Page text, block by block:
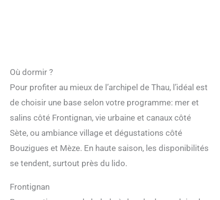
Où dormir ?
Pour profiter au mieux de l’archipel de Thau, l’idéal est
de choisir une base selon votre programme: mer et
salins côté Frontignan, vie urbaine et canaux côté
Sète, ou ambiance village et dégustations côté
Bouzigues et Mèze. En haute saison, les disponibilités
se tendent, surtout près du lido.
Frontignan